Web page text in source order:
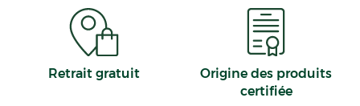
Retrait gratuit
Origine des produits
certifiée